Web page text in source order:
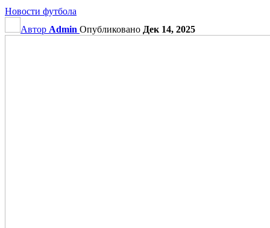
Новости футбола
Автор Admin Опубликовано Дек 14, 2025